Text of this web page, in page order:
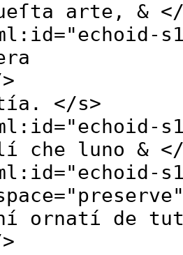
arte, &
="echoid-
</s>
="echoid-
che luno &
="echoid-
="preserve
ornatí de